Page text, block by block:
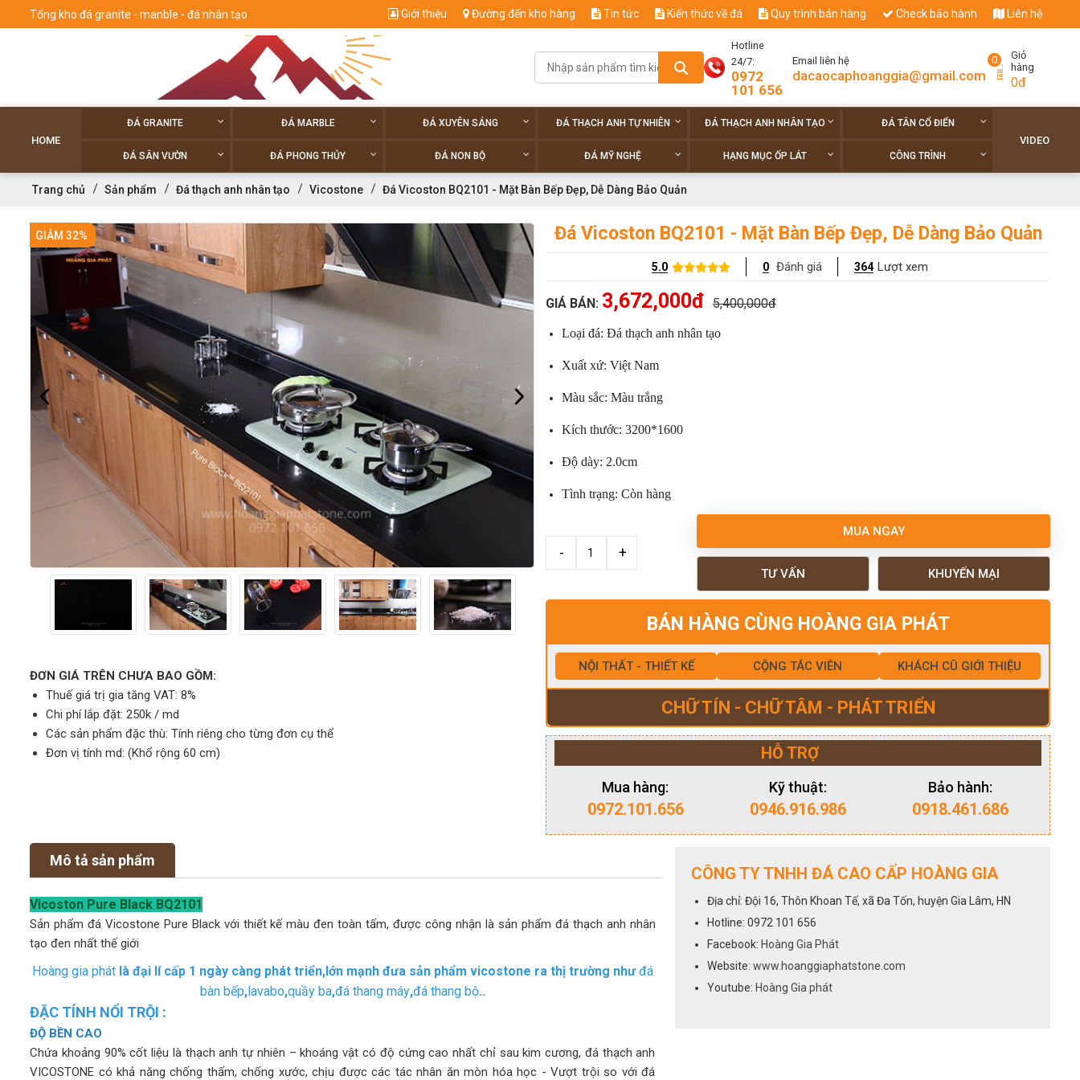
Tổng kho đá granite - manble - đá nhân tạo Giới thiệu Đường đến kho hàng Tin tức Kiến thức về đá Quy trình bán hàng Check bảo hành Liên hệ
Hotline
24/7:
0972
101 656
Email liên hệ
dacaocaphoanggia@gmail.com
0
Giỏ
hàng
0đ
HOME
ĐÁ GRANITE ĐÁ MARBLE ĐÁ XUYÊN SÁNG ĐÁ THẠCH ANH TỰ NHIÊN ĐÁ THẠCH ANH NHÂN TẠO ĐÁ TÂN CỔ ĐIỂN
ĐÁ SÂN VƯỜN ĐÁ PHONG THỦY ĐÁ NON BỘ ĐÁ MỸ NGHỆ HẠNG MỤC ỐP LÁT CÔNG TRÌNH
VIDEO
Trang chủ Sản phẩm Đá thạch anh nhân tạo Vicostone Đá Vicoston BQ2101 - Mặt Bàn Bếp Đẹp, Dễ Dàng Bảo Quản
GIẢM 32%
ĐƠN GIÁ TRÊN CHƯA BAO GỒM:
Thuế giá trị gia tăng VAT: 8%
Chi phí lắp đặt: 250k / md
Các sản phẩm đặc thù: Tính riêng cho từng đơn cụ thể
Đơn vị tính md: (Khổ rộng 60 cm)
Đá Vicoston BQ2101 - Mặt Bàn Bếp Đẹp, Dễ Dàng Bảo Quản
5.0 0 Đánh giá 364 Lượt xem
GIÁ BÁN: 3,672,000đ 5,400,000đ
Loại đá: Đá thạch anh nhân tạo
Xuất xứ: Việt Nam
Màu sắc: Màu trắng
Kích thước: 3200*1600
Độ dày: 2.0cm
Tình trạng: Còn hàng
MUA NGAY
TƯ VẤN KHUYẾN MẠI
BÁN HÀNG CÙNG HOÀNG GIA PHÁT
NỘI THẤT - THIẾT KẾ CỘNG TÁC VIÊN KHÁCH CŨ GIỚI THIỆU
CHỮ TÍN - CHỮ TÂM - PHÁT TRIỂN
HỖ TRỢ
Mua hàng:
0972.101.656
Kỹ thuật:
0946.916.986
Bảo hành:
0918.461.686
Mô tả sản phẩm
Vicoston Pure Black BQ2101
Sản phẩm đá Vicostone Pure Black với thiết kế màu đen toàn tấm, được công nhận là sản phẩm đá thạch anh nhân
tạo đen nhất thế giới
Hoàng gia phátlà đại lí cấp 1 ngày càng phát triển,lớn mạnh đưa sản phẩm vicostone ra thị trường nhưđá
bàn bếp,lavabo,quầy ba,đá thang máy,đá thang bộ..
ĐẶC TÍNH NỔI TRỘI :
ĐỘ BỀN CAO
Chứa khoảng 90% cốt liệu là thạch anh tự nhiên – khoáng vật có độ cứng cao nhất chỉ sau kim cương, đá thạch anh
VICOSTONE có khả năng chống thấm, chống xước, chịu được các tác nhân ăn mòn hóa học - Vượt trội so với đá
CÔNG TY TNHH ĐÁ CAO CẤP HOÀNG GIA
Địa chỉ: Đội 16, Thôn Khoan Tế, xã Đa Tốn, huyện Gia Lâm, HN
Hotline: 0972 101 656
Facebook: Hoàng Gia Phát
Website: www.hoanggiaphatstone.com
Youtube: Hoàng Gia phát